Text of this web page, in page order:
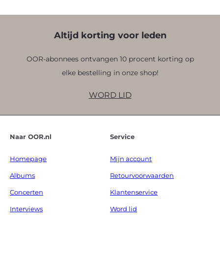
Altijd korting voor leden
OOR-abonnees ontvangen 10 procent korting op
elke bestelling in onze shop!
WORD LID
Naar OOR.nl
Homepage
Albums
Concerten
Interviews
Service
Mijn account
Retourvoorwaarden
Klantenservice
Word lid